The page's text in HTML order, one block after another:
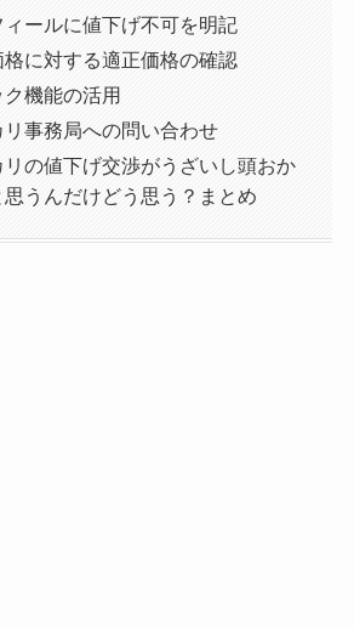
ィールに値下げ不可を明記
格に対する適正価格の確認
ク機能の活用
リ事務局への問い合わせ
リの値下げ交渉がうざいし頭おか
思うんだけどう思う？まとめ